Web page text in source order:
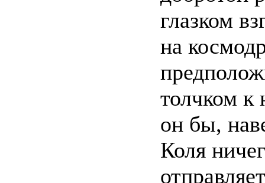
глазком
на
толчком к
он бы,
Коля